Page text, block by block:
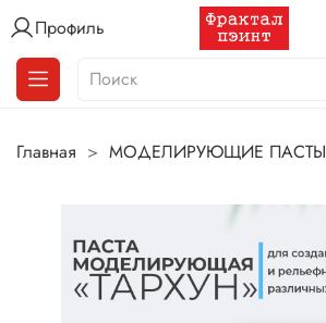
Профиль
Главная МОДЕЛИРУЮЩИЕ ПАСТЫ